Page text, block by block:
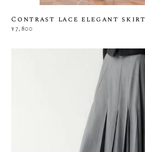
Contrast lace elegant skirt
¥7,800